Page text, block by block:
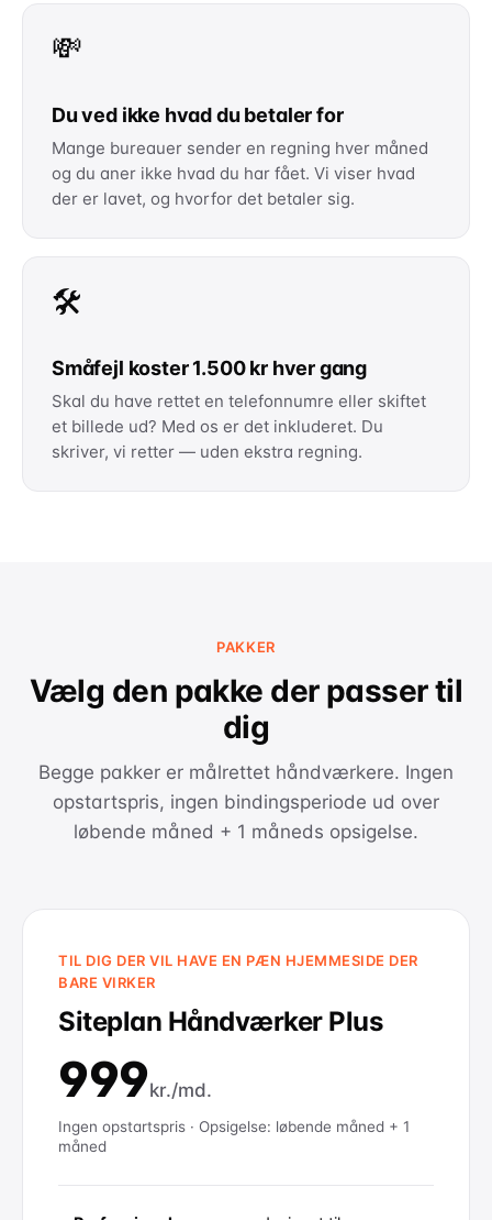
💸
Du ved ikke hvad du betaler for
Mange bureauer sender en regning hver måned
og du aner ikke hvad du har fået. Vi viser hvad
der er lavet, og hvorfor det betaler sig.
🛠️
Småfejl koster 1.500 kr hver gang
Skal du have rettet en telefonnumre eller skiftet
et billede ud? Med os er det inkluderet. Du
skriver, vi retter — uden ekstra regning.
PAKKER
Vælg den pakke der passer til
dig
Begge pakker er målrettet håndværkere. Ingen
opstartspris, ingen bindingsperiode ud over
løbende måned + 1 måneds opsigelse.
TIL DIG DER VIL HAVE EN PÆN HJEMMESIDE DER
BARE VIRKER
Siteplan Håndværker Plus
999kr./md.
Ingen opstartspris · Opsigelse: løbende måned + 1
måned